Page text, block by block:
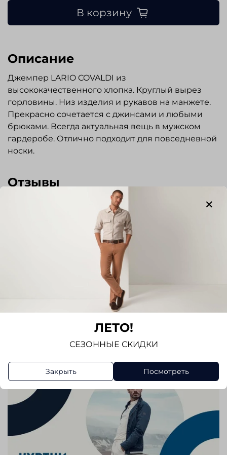
В корзину
Описание
Джемпер LARIO COVALDI из
высококачественного хлопка. Круглый вырез
горловины. Низ изделия и рукавов на манжете.
Прекрасно сочетается с джинсами и любыми
брюками. Всегда актуальная вещь в мужском
гардеробе. Отлично подходит для повседневной
носки.
Отзывы
Отзывов еще никто не оставлял
ЛЕТО!
СЕЗОННЫЕ СКИДКИ
Закрыть Посмотреть